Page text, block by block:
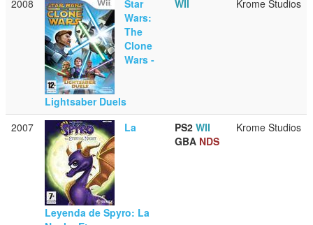
2008
Star
Wars:
The
Clone
Wars -
Lightsaber Duels
WII Krome Studios
2007 La
Leyenda de Spyro: La
PS2 WII
GBA NDS
Krome Studios